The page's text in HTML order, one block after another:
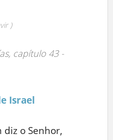
)
capítulo 43 -
Israel
diz o Senhor,